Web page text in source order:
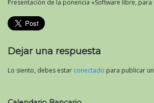
Presentación de la ponencia «Software libre,
Dejar una respuesta
Lo siento, debes estar conectado para publicar